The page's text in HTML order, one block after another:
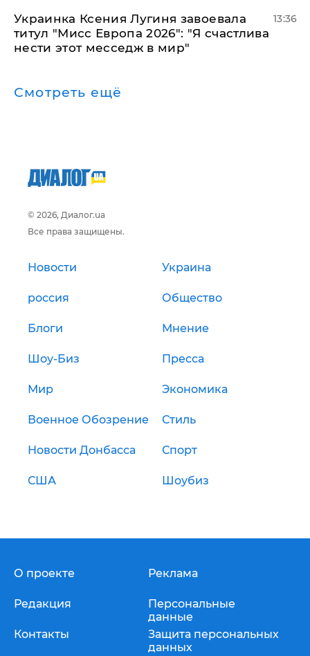
Украинка Ксения Лугиня завоевала
титул "Мисс Европа 2026": "Я счастлива
нести этот месседж в мир"
13:36
Смотреть ещё
© 2026, Диалог.ua
Все права защищены.
Новости Украина
россия Общество
Блоги Мнение
Шоу-Биз Пресса
Мир Экономика
Военное Обозрение Стиль
Новости Донбасса Спорт
США Шоубиз
О проекте
Редакция
Контакты
Реклама
Персональные
данные
Защита персональных
данных